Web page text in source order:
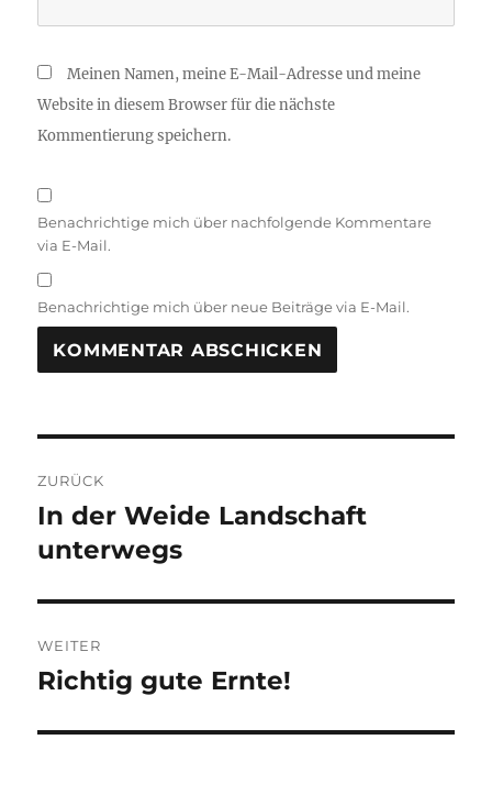
Meinen Namen, meine E-Mail-Adresse und meine
Website in diesem Browser für die nächste
Kommentierung speichern.
Benachrichtige mich über nachfolgende Kommentare
via E-Mail.
Benachrichtige mich über neue Beiträge via E-Mail.
T
R
A
T
:
ZURÜCK
Vorheriger
Beitrag:
In der Weide Landschaft
unterwegs
WEITER
Nächster
Richtig gute Ernte!